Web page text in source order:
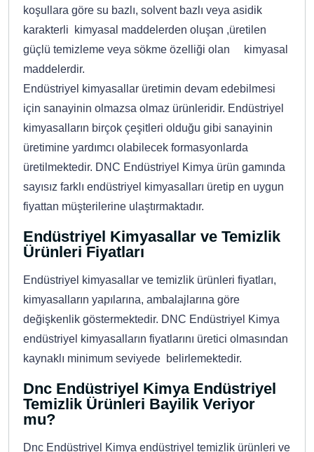
koşullara göre su bazlı, solvent bazlı veya asidik
karakterli kimyasal maddelerden oluşan ,üretilen
güçlü temizleme veya sökme özelliği olan kimyasal
maddelerdir.
Endüstriyel kimyasallar üretimin devam edebilmesi
için sanayinin olmazsa olmaz ürünleridir. Endüstriyel
kimyasalların birçok çeşitleri olduğu gibi sanayinin
üretimine yardımcı olabilecek formasyonlarda
üretilmektedir. DNC Endüstriyel Kimya ürün gamında
sayısız farklı endüstriyel kimyasalları üretip en uygun
fiyattan müşterilerine ulaştırmaktadır.
Endüstriyel Kimyasallar ve Temizlik
Ürünleri Fiyatları
Endüstriyel kimyasallar ve temizlik ürünleri fiyatları,
kimyasalların yapılarına, ambalajlarına göre
değişkenlik göstermektedir. DNC Endüstriyel Kimya
endüstriyel kimyasalların fiyatlarını üretici olmasından
kaynaklı minimum seviyede belirlemektedir.
Dnc Endüstriyel Kimya Endüstriyel
Temizlik Ürünleri Bayilik Veriyor
mu?
Dnc Endüstriyel Kimya endüstriyel temizlik ürünleri ve